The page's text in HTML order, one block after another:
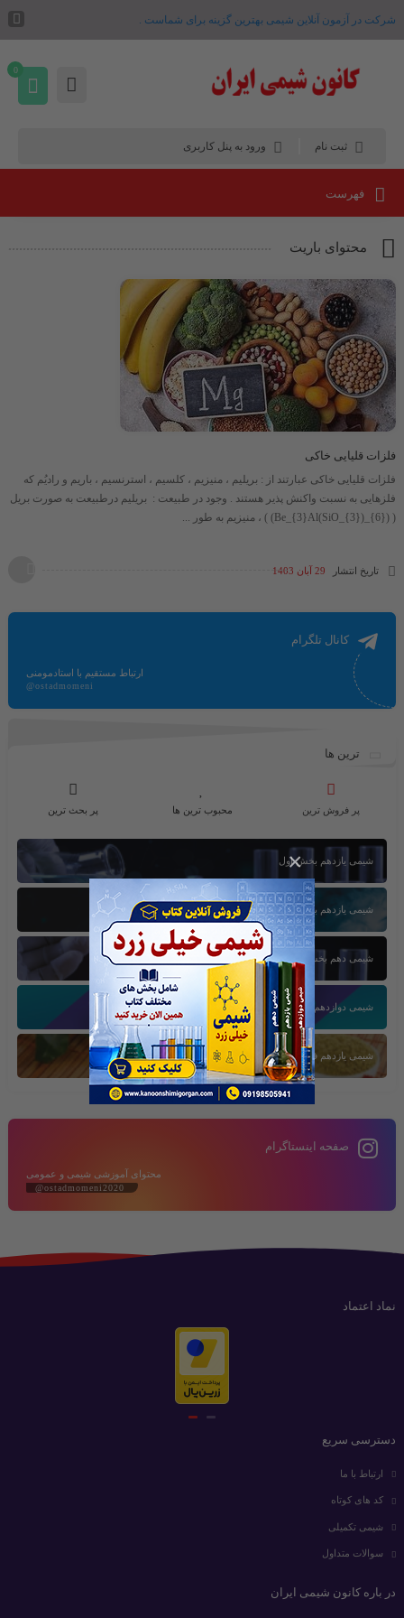
×
شرکت در آزمون آنلاین شیمی بهترین گزینه برای شماست .
ثبت نام ورود به پنل کاربری
0
فهرست
محتوای باریت
فلزات قلیایی خاکی
فلزات قلیایی خاکی عبارتند از : بریلیم ، منیزیم ، کلسیم ، استرنسیم ، باریم و رادیُم که
فلزهایی به نسبت واکنش پذیر هستند . وجود در طبیعت : بریلیم درطبیعت به صورت بریل​
( (Be_{3}Al(SiO_{3})_{6}) )​ ، منیزیم به طور ...
تاریخ انتشار 29 آبان 1403
کانال تلگرام
ارتباط مستقیم با استادمومنی
@ostadmomeni
ترین ها
پر فروش ترین محبوب ترین ها پر بحث ترین
شیمی یازدهم بخش اول
شیمی یازدهم بخش سوم
شیمی دهم بخش اول
شیمی دوازدهم بخش سوم
شیمی یازدهم فصل دوم
صفحه اینستاگرام
محتوای آموزشی شیمی و عمومی
@ostadmomeni2020
نماد اعتماد
دسترسی سریع
ارتباط با ما
کد های کوتاه
شیمی تکمیلی
سوالات متداول
در باره کانون شیمی ایران